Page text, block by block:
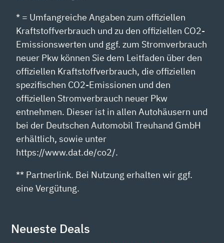
* = Umfangreiche Angaben zum offiziellen
Kraftstoffverbrauch und zu den offiziellen CO2-
Emissionswerten und ggf. zum Stromverbrauch
neuer Pkw können Sie dem Leitfaden über den
offiziellen Kraftstoffverbrauch, die offiziellen
spezifischen CO2-Emissionen und den
offiziellen Stromverbrauch neuer Pkw
entnehmen. Dieser ist in allen Autohäusern und
bei der Deutschen Automobil Treuhand GmbH
erhältlich, sowie unter
https://www.dat.de/co2/.
** Partnerlink. Bei Nutzung erhalten wir ggf.
eine Vergütung.
Neueste Deals